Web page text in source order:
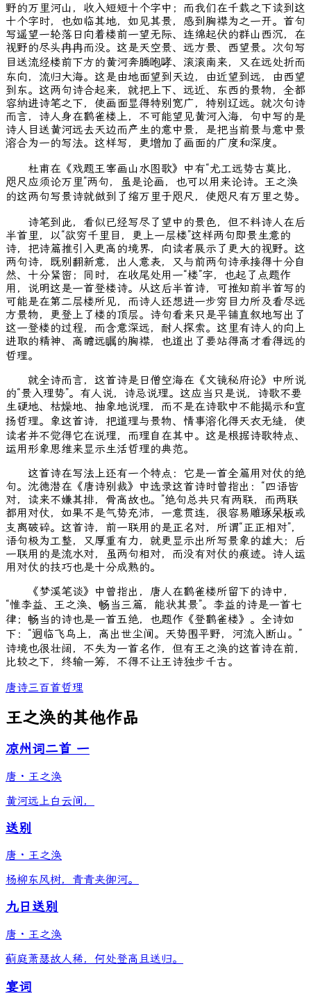
野的万里河山，收入短短十个字中；而我们在千载之下读到这
十个字时，也如临其地，如见其景，感到胸襟为之一开。首句
写遥望一轮落日向着楼前一望无际、连绵起伏的群山西沉，在
视野的尽头冉冉而没。这是天空景、远方景、西望景。次句写
目送流经楼前下方的黄河奔腾咆哮、滚滚南来，又在远处折而
东向，流归大海。这是由地面望到天边，由近望到远，由西望
到东。这两句诗合起来，就把上下、远近、东西的景物，全都
容纳进诗笔之下，使画面显得特别宽广，特别辽远。就次句诗
而言，诗人身在鹳雀楼上，不可能望见黄河入海，句中写的是
诗人目送黄河远去天边而产生的意中景，是把当前景与意中景
溶合为一的写法。这样写，更增加了画面的广度和深度。
杜甫在《戏题王宰画山水图歌》中有“尤工远势古莫比，
咫尺应须论万里”两句，虽是论画，也可以用来论诗。王之涣
的这两句写景诗就做到了缩万里于咫尺，使咫尺有万里之势。
诗笔到此，看似已经写尽了望中的景色，但不料诗人在后
半首里，以“欲穷千里目，更上一层楼”这样两句即景生意的
诗，把诗篇推引入更高的境界，向读者展示了更大的视野。这
两句诗，既别翻新意，出人意表，又与前两句诗承接得十分自
然、十分紧密；同时，在收尾处用一“楼”字，也起了点题作
用，说明这是一首登楼诗。从这后半首诗，可推知前半首写的
可能是在第二层楼所见，而诗人还想进一步穷目力所及看尽远
方景物，更登上了楼的顶层。诗句看来只是平铺直叙地写出了
这一登楼的过程，而含意深远，耐人探索。这里有诗人的向上
进取的精神、高瞻远瞩的胸襟，也道出了要站得高才看得远的
哲理。
就全诗而言，这首诗是日僧空海在《文镜秘府论》中所说
的“景入理势”。有人说，诗忌说理。这应当只是说，诗歌不要
生硬地、枯燥地、抽象地说理，而不是在诗歌中不能揭示和宣
扬哲理。象这首诗，把道理与景物、情事溶化得天衣无缝，使
读者并不觉得它在说理，而理自在其中。这是根据诗歌特点、
运用形象思维来显示生活哲理的典范。
这首诗在写法上还有一个特点：它是一首全篇用对仗的绝
句。沈德潜在《唐诗别裁》中选录这首诗时曾指出：“四语皆
对，读来不嫌其排，骨高故也。”绝句总共只有两联，而两联
都用对仗，如果不是气势充沛，一意贯连，很容易雕琢呆板或
支离破碎。这首诗，前一联用的是正名对，所谓“正正相对”，
语句极为工整，又厚重有力，就更显示出所写景象的雄大；后
一联用的是流水对，虽两句相对，而没有对仗的痕迹。诗人运
用对仗的技巧也是十分成熟的。
《梦溪笔谈》中曾指出，唐人在鹳雀楼所留下的诗中，
“惟李益、王之涣、畅当三篇，能状其景”。李益的诗是一首七
律；畅当的诗也是一首五绝，也题作《登鹳雀楼》。全诗如
下：“迥临飞鸟上，高出世尘间。天势围平野，河流入断山。”
诗境也很壮阔，不失为一首名作，但有王之涣的这首诗在前，
比较之下，终输一筹，不得不让王诗独步千古。
唐诗三百首哲理
王之涣的其他作品
凉州词二首 一
唐 · 王之涣
黄河远上白云间，
送别
唐 · 王之涣
杨柳东风树，青青夹御河。
九日送别
唐 · 王之涣
蓟庭萧瑟故人稀，何处登高且送归。
宴词